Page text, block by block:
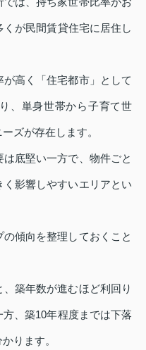
が民間賃貸住宅に居住し
高く「住宅都市」として
、単身世帯から子育て世
ズが存在します。
底堅い一方で、物件ごと
影響しやすいエリアとい
傾向を整理しておくこと
築年数が進むほど利回り
、築10年程度までは下落
ります。